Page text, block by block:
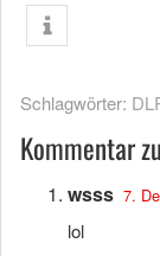
Schlagwörter:
Kommentar
wsss 7.
lol